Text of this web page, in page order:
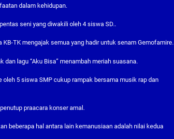
dalam kehidupan.
seni yang diwakili oleh 4 siswa SD..
TK mengajak semua yang hadir untuk senam Gemofamire.
lagu “Aku Bisa” menambah meriah suasana.
5 siswa SMP cukup rampak bersama musik rap dan
praacara konser amal.
beberapa hal antara lain kemanusiaan adalah nilai kedua